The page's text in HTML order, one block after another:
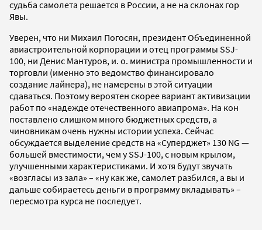
судьба самолета решается в России, а не на склонах гор
Явы.
Уверен, что ни Михаил Погосян, президент Объединенной
авиастроительной корпорации и отец программы SSJ-
100, ни Денис Мантуров, и. о. министра промышленности и
торговли (именно это ведомство финансировало
создание лайнера), не намерены в этой ситуации
сдаваться. Поэтому вероятен скорее вариант активизации
работ по «надежде отечественного авиапрома». На кон
поставлено слишком много бюджетных средств, а
чиновникам очень нужны истории успеха. Сейчас
обсуждается выделение средств на «Суперджет» 130 NG —
большей вместимости, чем у SSJ-100, с новым крылом,
улучшенными характеристиками. И хотя будут звучать
«возгласы из зала» – «ну как же, самолет разбился, а вы и
дальше собираетесь деньги в программу вкладывать» –
пересмотра курса не последует.